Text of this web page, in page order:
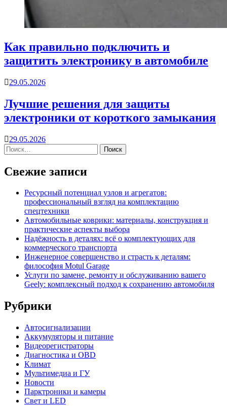
Как правильно подключить и
защитить электронику в автомобиле
29.05.2026
Лучшие решения для защиты
электроники от короткого замыкания
29.05.2026
Свежие записи
Ресурсный потенциал узлов и агрегатов:
профессиональный взгляд на комплектацию
спецтехники
Автомобильные коврики: материалы, конструкция и
практические аспекты выбора
Надёжность в деталях: всё о комплектующих для
коммерческого транспорта
Инженерное совершенство и страсть к деталям:
философия Motul Garage
Услуги по замене, ремонту и обслуживанию вашего
Geely: комплексный подход к сохранению автомобиля
Рубрики
Автосигнализации
Аккумуляторы и питание
Видеорегистраторы
Диагностика и OBD
Климат
Мультимедиа и ГУ
Новости
Парктроники и камеры
Свет и LED